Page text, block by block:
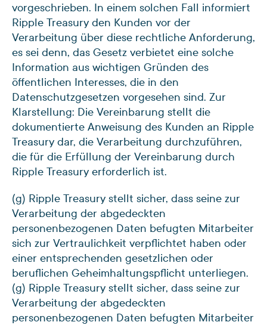
vorgeschrieben. In einem solchen Fall informiert
Ripple Treasury den Kunden vor der
Verarbeitung über diese rechtliche Anforderung,
es sei denn, das Gesetz verbietet eine solche
Information aus wichtigen Gründen des
öffentlichen Interesses, die in den
Datenschutzgesetzen vorgesehen sind. Zur
Klarstellung: Die Vereinbarung stellt die
dokumentierte Anweisung des Kunden an Ripple
Treasury dar, die Verarbeitung durchzuführen,
die für die Erfüllung der Vereinbarung durch
Ripple Treasury erforderlich ist.
(g) Ripple Treasury stellt sicher, dass seine zur
Verarbeitung der abgedeckten
personenbezogenen Daten befugten Mitarbeiter
sich zur Vertraulichkeit verpflichtet haben oder
einer entsprechenden gesetzlichen oder
beruflichen Geheimhaltungspflicht unterliegen.
(g) Ripple Treasury stellt sicher, dass seine zur
Verarbeitung der abgedeckten
personenbezogenen Daten befugten Mitarbeiter